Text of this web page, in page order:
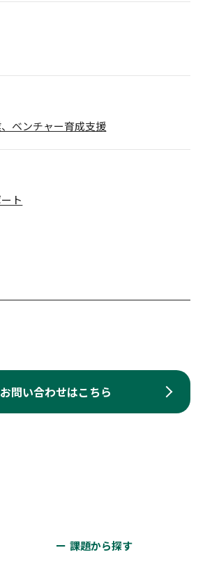
ベンチャー育成支援
ト
お問い合わせはこちら
課題から探す